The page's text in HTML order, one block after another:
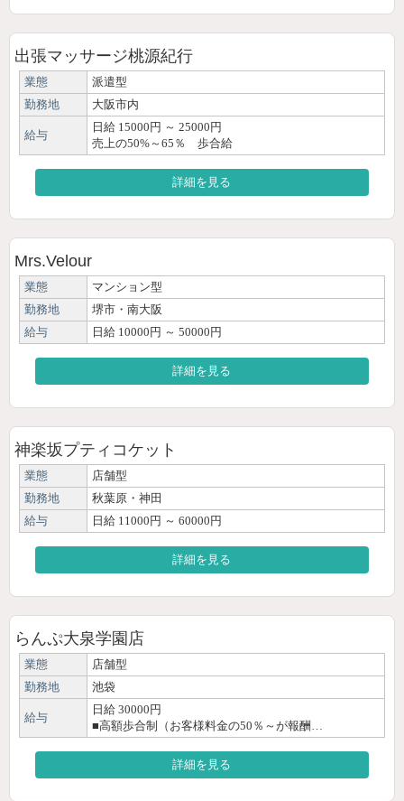
出張マッサージ桃源紀行
業態
派遣型
勤務地
大阪市内
給与
日給 15000円 ～ 25000円
売上の50%～65％ 歩合給
詳細を見る
Mrs.Velour
業態
マンション型
勤務地
堺市・南大阪
給与
日給 10000円 ～ 50000円
詳細を見る
神楽坂プティコケット
業態
店舗型
勤務地
秋葉原・神田
給与
日給 11000円 ～ 60000円
詳細を見る
らんぷ大泉学園店
業態
店舗型
勤務地
池袋
給与
日給 30000円
■高額歩合制（お客様料金の50％～が報酬…
詳細を見る